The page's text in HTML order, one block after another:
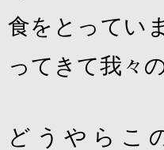
食をとってい
ってきて我々
どうやらこ